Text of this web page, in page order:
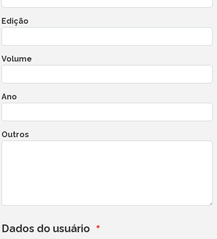
Edição
Volume
Ano
Outros
Dados do usuário